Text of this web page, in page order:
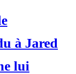
à Jared
lui